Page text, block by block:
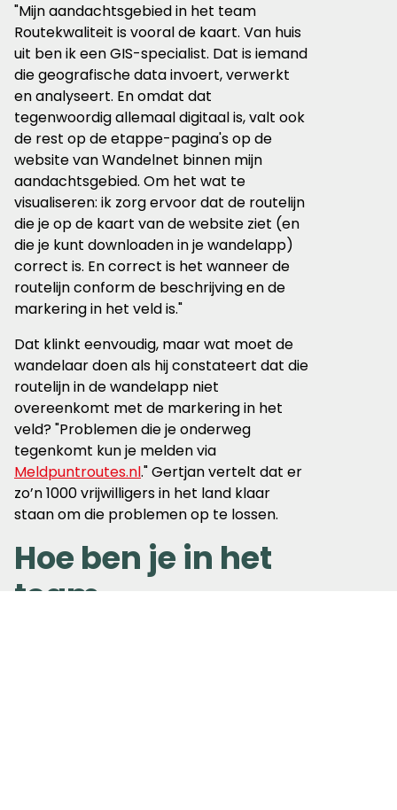
"Mijn aandachtsgebied in het team
Routekwaliteit is vooral de kaart. Van huis
uit ben ik een GIS-specialist. Dat is iemand
die geografische data invoert, verwerkt
en analyseert. En omdat dat
tegenwoordig allemaal digitaal is, valt ook
de rest op de etappe-pagina's op de
website van Wandelnet binnen mijn
aandachtsgebied. Om het wat te
visualiseren: ik zorg ervoor dat de routelijn
die je op de kaart van de website ziet (en
die je kunt downloaden in je wandelapp)
correct is. En correct is het wanneer de
routelijn conform de beschrijving en de
markering in het veld is."
Dat klinkt eenvoudig, maar wat moet de
wandelaar doen als hij constateert dat die
routelijn in de wandelapp niet
overeenkomt met de markering in het
veld? "Problemen die je onderweg
tegenkomt kun je melden via
Meldpuntroutes.nl." Gertjan vertelt dat er
zo’n 1000 vrijwilligers in het land klaar
staan om die problemen op te lossen.
Hoe ben je in het
team